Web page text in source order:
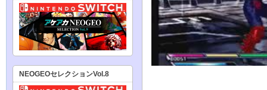
NEOGEOセレクションVol.8